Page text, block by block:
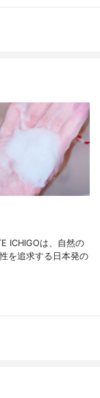
ICHIGOは、自然の
を追求する日本発の